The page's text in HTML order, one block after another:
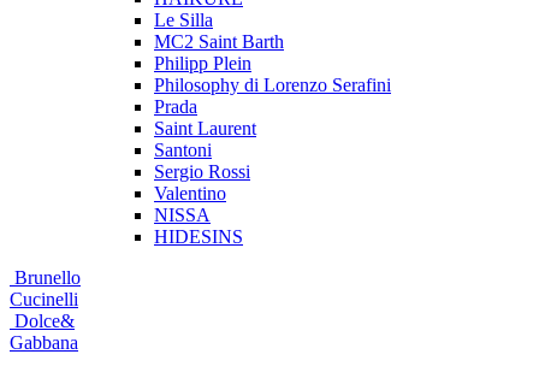
Le Silla
MC2 Saint Barth
Philipp Plein
Philosophy di Lorenzo Serafini
Prada
Saint Laurent
Santoni
Sergio Rossi
Valentino
NISSA
HIDESINS
Brunello
Cucinelli
Dolce&
Gabbana